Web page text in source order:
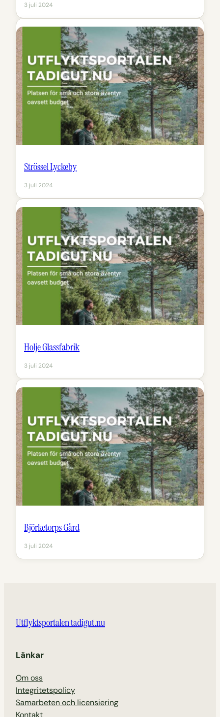
3 juli 2024
Strössel Lyckeby
3 juli 2024
Holje Glassfabrik
3 juli 2024
Björketorps Gård
3 juli 2024
Utflyktsportalen tadigut.nu
Länkar
Om oss
Integritetspolicy
Samarbeten och licensiering
Kontakt